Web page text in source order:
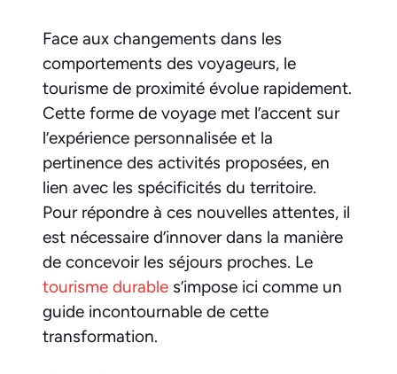
Face aux changements dans les
comportements des voyageurs, le
tourisme de proximité évolue rapidement.
Cette forme de voyage met l’accent sur
l’expérience personnalisée et la
pertinence des activités proposées, en
lien avec les spécificités du territoire.
Pour répondre à ces nouvelles attentes, il
est nécessaire d’innover dans la manière
de concevoir les séjours proches. Le
tourisme durable s’impose ici comme un
guide incontournable de cette
transformation.